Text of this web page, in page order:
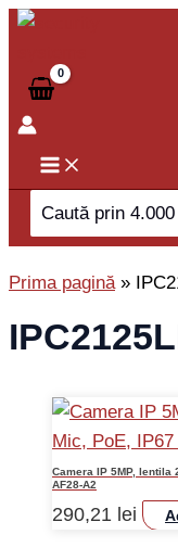
Skip
content
Search
for:
Prima pagină»
Camera IP 5MP, lentila
AF28-A2
290,21 lei